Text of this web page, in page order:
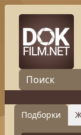
Подборки